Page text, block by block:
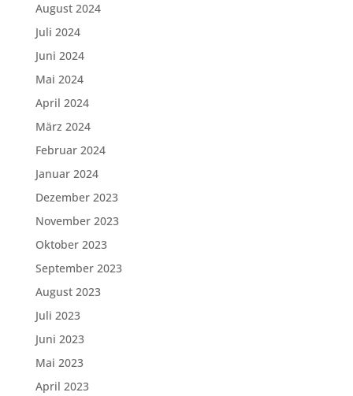
August 2024
Juli 2024
Juni 2024
Mai 2024
April 2024
März 2024
Februar 2024
Januar 2024
Dezember 2023
November 2023
Oktober 2023
September 2023
August 2023
Juli 2023
Juni 2023
Mai 2023
April 2023